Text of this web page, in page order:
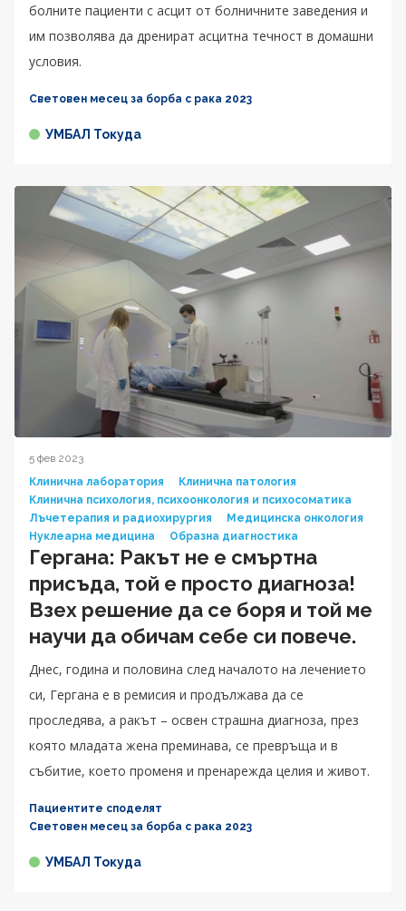
болните пациенти с асцит от болничните заведения и
им позволява да дренират асцитна течност в домашни
условия.
Световен месец за борба с рака 2023
УМБАЛ Токуда
5 фев 2023
Клинична лаборатория
Клинична патология
Клинична психология, психоонкология и психосоматика
Лъчетерапия и радиохирургия
Медицинска онкология
Нуклеарна медицина
Образна диагностика
Гергана: Ракът не е смъртна
присъда, той е просто диагноза!
Взех решение да се боря и той ме
научи да обичам себе си повече.
Днес, година и половина след началото на лечението
си, Гергана е в ремисия и продължава да се
проследява, а ракът – освен страшна диагноза, през
която младата жена преминава, се превръща и в
събитие, което променя и пренарежда целия и живот.
Пациентите споделят
Световен месец за борба с рака 2023
УМБАЛ Токуда